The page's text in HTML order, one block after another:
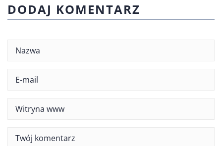
DODAJ KOMENTARZ